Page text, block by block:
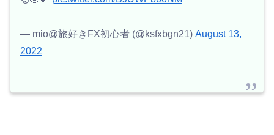
— mio@旅好きFX初心者 (@ksfxbgn21) August 13,
2022